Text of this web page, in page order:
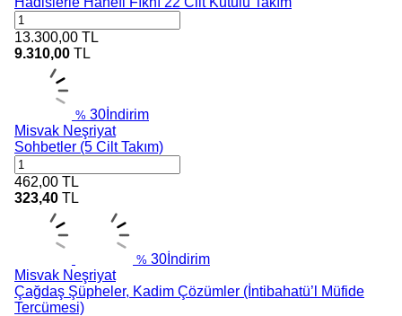
13.300,00 TL
9.310,00 TL
% 30 İndirim
Misvak Neşriyat
Sohbetler (5 Cilt Takım)
462,00 TL
323,40 TL
% 30 İndirim
Misvak Neşriyat
Çağdaş Şüpheler, Kadim Çözümler (İntibahatü’l Müfide
Tercümesi)